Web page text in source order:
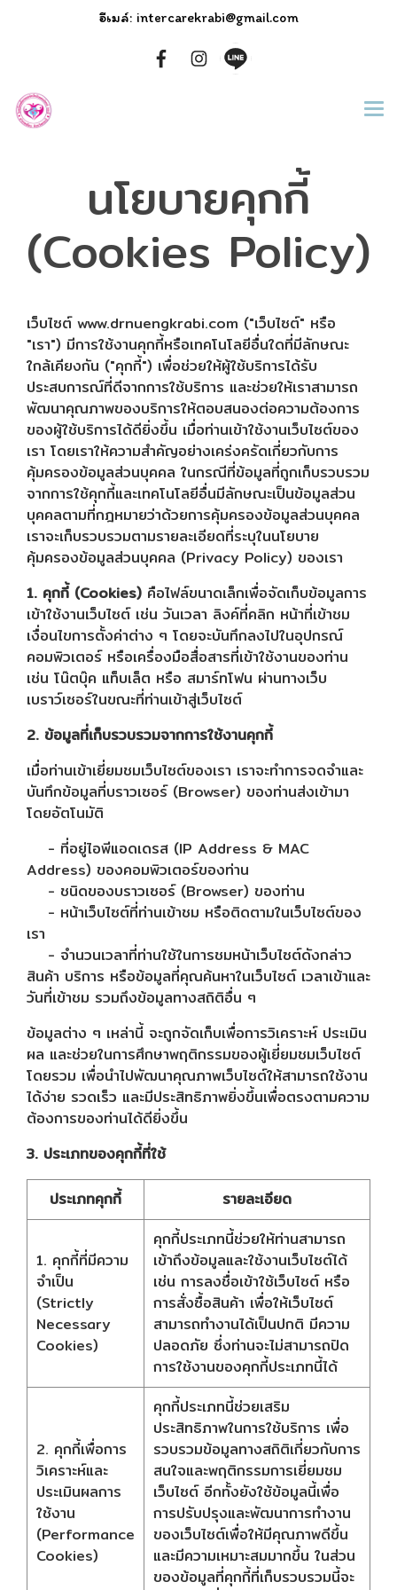
อีเมล์: intercarekrabi@gmail.com
นโยบายคุกกี้
(Cookies Policy)
เว็บไซต์ www.drnuengkrabi.com ("เว็บไซต์" หรือ
"เรา") มีการใช้งานคุกกี้หรือเทคโนโลยีอื่นใดที่มีลักษณะ
ใกล้เคียงกัน ("คุกกี้") เพื่อช่วยให้ผู้ใช้บริการได้รับ
ประสบการณ์ที่ดีจากการใช้บริการ และช่วยให้เราสามารถ
พัฒนาคุณภาพของบริการให้ตอบสนองต่อความต้องการ
ของผู้ใช้บริการได้ดียิ่งขึ้น เมื่อท่านเข้าใช้งานเว็บไซต์ของ
เรา โดยเราให้ความสำคัญอย่างเคร่งครัดเกี่ยวกับการ
คุ้มครองข้อมูลส่วนบุคคล ในกรณีที่ข้อมูลที่ถูกเก็บรวบรวม
จากการใช้คุกกี้และเทคโนโลยีอื่นมีลักษณะเป็นข้อมูลส่วน
บุคคลตามที่กฎหมายว่าด้วยการคุ้มครองข้อมูลส่วนบุคคล
เราจะเก็บรวบรวมตามรายละเอียดที่ระบุในนโยบาย
คุ้มครองข้อมูลส่วนบุคคล (Privacy Policy) ของเรา
1. คุกกี้ (Cookies) คือไฟล์ขนาดเล็กเพื่อจัดเก็บข้อมูลการ
เข้าใช้งานเว็บไซต์ เช่น วันเวลา ลิงค์ที่คลิก หน้าที่เข้าชม
เงื่อนไขการตั้งค่าต่าง ๆ โดยจะบันทึกลงไปในอุปกรณ์
คอมพิวเตอร์ หรือเครื่องมือสื่อสารที่เข้าใช้งานของท่าน
เช่น โน๊ตบุ๊ค แท็บเล็ต หรือ สมาร์ทโฟน ผ่านทางเว็บ
เบราว์เซอร์ในขณะที่ท่านเข้าสู่เว็บไซต์
2. ข้อมูลที่เก็บรวบรวมจากการใช้งานคุกกี้
เมื่อท่านเข้าเยี่ยมชมเว็บไซต์ของเรา เราจะทำการจดจำและ
บันทึกข้อมูลที่บราวเซอร์ (Browser) ของท่านส่งเข้ามา
โดยอัตโนมัติ
- ที่อยู่ไอพีแอดเดรส (IP Address & MAC
Address) ของคอมพิวเตอร์ของท่าน
- ชนิดของบราวเซอร์ (Browser) ของท่าน
- หน้าเว็บไซต์ที่ท่านเข้าชม หรือติดตามในเว็บไซต์ของ
เรา
- จำนวนเวลาที่ท่านใช้ในการชมหน้าเว็บไซต์ดังกล่าว
สินค้า บริการ หรือข้อมูลที่คุณค้นหาในเว็บไซต์ เวลาเข้าและ
วันที่เข้าชม รวมถึงข้อมูลทางสถิติอื่น ๆ
ข้อมูลต่าง ๆ เหล่านี้ จะถูกจัดเก็บเพื่อการวิเคราะห์ ประเมิน
ผล และช่วยในการศึกษาพฤติกรรมของผู้เยี่ยมชมเว็บไซต์
โดยรวม เพื่อนำไปพัฒนาคุณภาพเว็บไซต์ให้สามารถใช้งาน
ได้ง่าย รวดเร็ว และมีประสิทธิภาพยิ่งขึ้นเพื่อตรงตามความ
ต้องการของท่านได้ดียิ่งขึ้น
3. ประเภทของคุกกี้ที่ใช้
ประเภทคุกกี้ รายละเอียด
1. คุกกี้ที่มีความ
จำเป็น
(Strictly
Necessary
Cookies)
คุกกี้ประเภทนี้ช่วยให้ท่านสามารถ
เข้าถึงข้อมูลและใช้งานเว็บไซต์ได้
เช่น การลงชื่อเข้าใช้เว็บไซต์ หรือ
การสั่งซื้อสินค้า เพื่อให้เว็บไซต์
สามารถทำงานได้เป็นปกติ มีความ
ปลอดภัย ซึ่งท่านจะไม่สามารถปิด
การใช้งานของคุกกี้ประเภทนี้ได้
2. คุกกี้เพื่อการ
วิเคราะห์และ
ประเมินผลการ
ใช้งาน
(Performance
Cookies)
คุกกี้ประเภทนี้ช่วยเสริม
ประสิทธิภาพในการใช้บริการ เพื่อ
รวบรวมข้อมูลทางสถิติเกี่ยวกับการ
สนใจและพฤติกรรมการเยี่ยมชม
เว็บไซต์ อีกทั้งยังใช้ข้อมูลนี้เพื่อ
การปรับปรุงและพัฒนาการทำงาน
ของเว็บไซต์เพื่อให้มีคุณภาพดีขึ้น
และมีความเหมาะสมมากขึ้น ในส่วน
ของข้อมูลที่คุกกี้ที่เก็บรวบรวมนี้จะ